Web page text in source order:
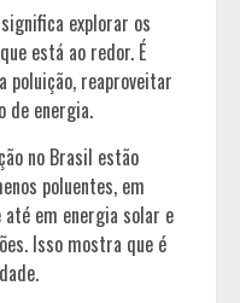
explorar os
está ao redor. É
poluição, reaproveitar
de energia.
no Brasil estão
poluentes, em
até em energia solar e
Isso mostra que é